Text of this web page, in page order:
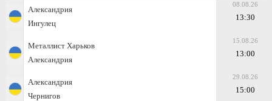
Александрия
Ингулец
08.08.26
13:30
Металлист Харьков
Александрия
15.08.26
13:00
Александрия
Чернигов
29.08.26
15:00